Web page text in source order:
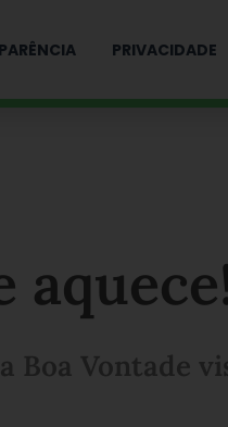
PRIVACIDADE
Boa Vontade